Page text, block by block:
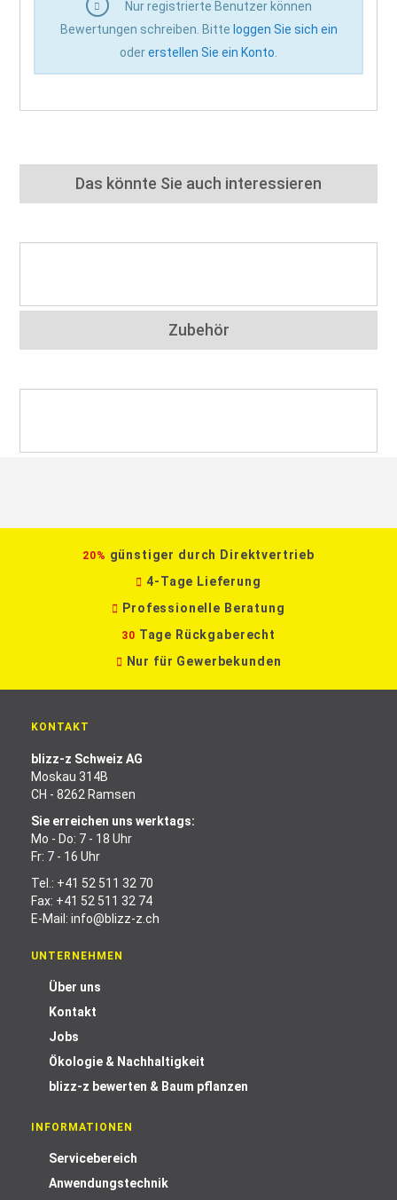
Nur registrierte Benutzer können
Bewertungen schreiben. Bitte loggen Sie sich ein
odererstellen Sie ein Konto.
Das könnte Sie auch interessieren
Zubehör
20% günstiger durch Direktvertrieb
4-Tage Lieferung
Professionelle Beratung
30 Tage Rückgaberecht
Nur für Gewerbekunden
KONTAKT
blizz-z Schweiz AG
Moskau 314B
CH - 8262 Ramsen
Sie erreichen uns werktags:
Mo - Do: 7 - 18 Uhr
Fr: 7 - 16 Uhr
Tel.: +41 52 511 32 70
Fax: +41 52 511 32 74
E-Mail: info@blizz-z.ch
UNTERNEHMEN
Über uns
Kontakt
Jobs
Ökologie & Nachhaltigkeit
blizz-z bewerten & Baum pflanzen
INFORMATIONEN
Servicebereich
Anwendungstechnik